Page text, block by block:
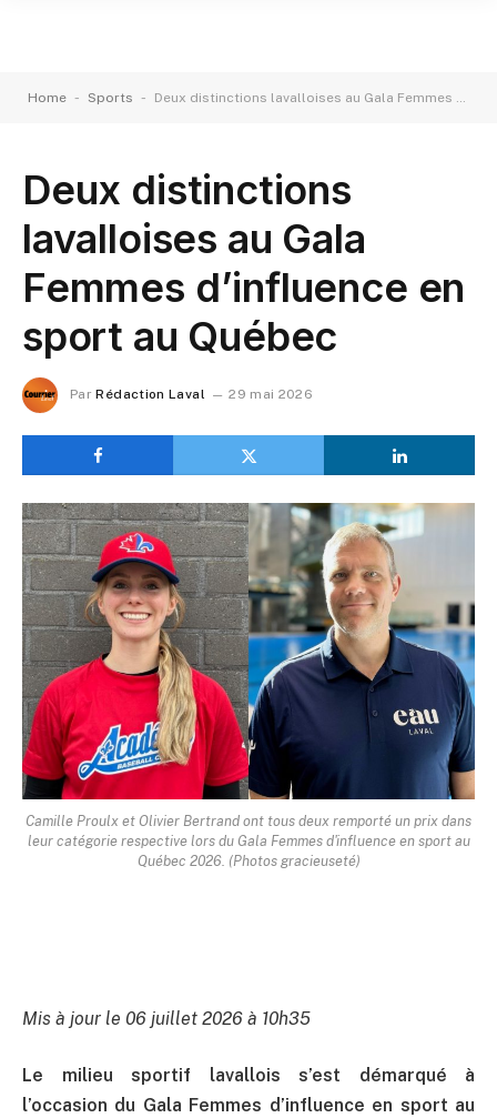
Home - Sports - Deux distinctions lavalloises au Gala Femmes d’influence en sport au Québec
Deux distinctions
lavalloises au Gala
Femmes d’influence en
sport au Québec
Par Rédaction Laval 29 mai 2026
Camille Proulx et Olivier Bertrand ont tous deux remporté un prix dans
leur catégorie respective lors du Gala Femmes d'influence en sport au
Québec 2026. (Photos gracieuseté)
Mis à jour le 06 juillet 2026 à 10h35
Le milieu sportif lavallois s’est démarqué à
l’occasion du Gala Femmes d’influence en sport au